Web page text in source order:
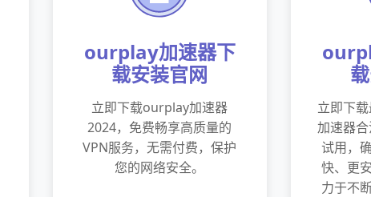
ourplay加速器下
载安装官网
立即下载ourplay加速器
2024，免费畅享高质量的
VPN服务，无需付费，保护
您的网络安全。
立即下
加速器
试用，
快、更
力于不